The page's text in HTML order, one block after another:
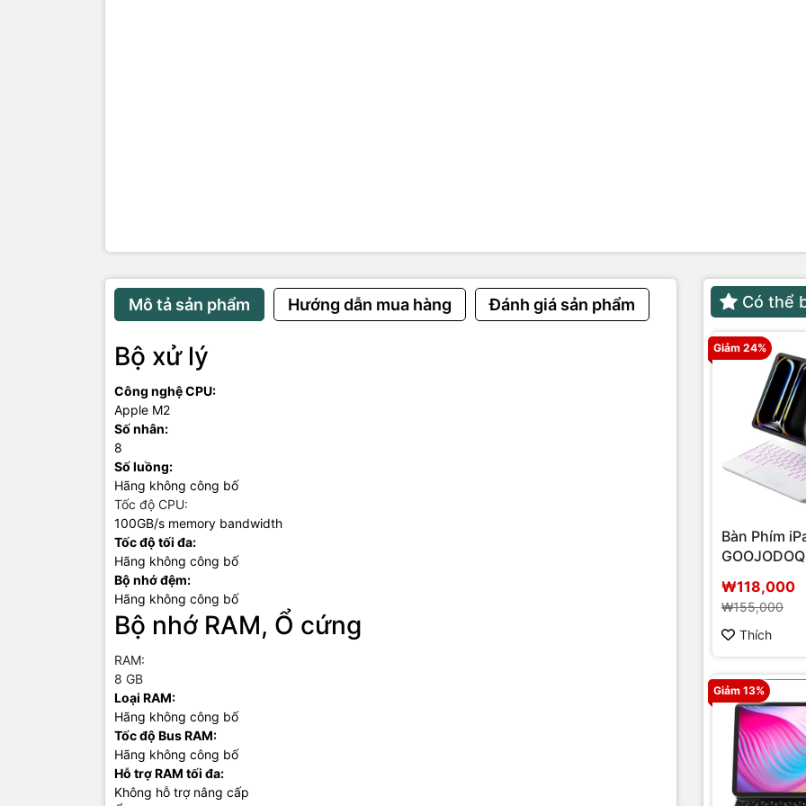
Mô tả sản phẩm Hướng dẫn mua hàng Đánh giá sản phẩm
Bộ xử lý
Công nghệ CPU:
Apple M2
Số nhân:
8
Số luồng:
Hãng không công bố
Tốc độ CPU:
100GB/s memory bandwidth
Tốc độ tối đa:
Hãng không công bố
Bộ nhớ đệm:
Hãng không công bố
Bộ nhớ RAM, Ổ cứng
RAM:
8 GB
Loại RAM:
Hãng không công bố
Tốc độ Bus RAM:
Hãng không công bố
Hỗ trợ RAM tối đa:
Không hỗ trợ nâng cấp
Có thể
Giảm 24%
Bàn Phím
₩118,000
₩155,000
Thích
Giảm 13%